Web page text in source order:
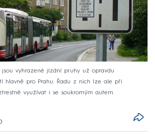
vyhrazené jízdní pruhy už opravdu
hlavně pro Prahu. Řadu z nich lze ale při
využívat i se soukromým autem.